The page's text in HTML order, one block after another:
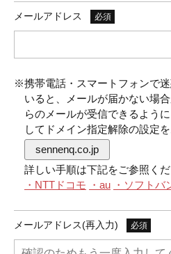
メールアドレス 必須
※携帯電話・スマートフォンで
いると、メールが届かない場
らのメールが受信できるよう
してドメイン指定解除の設定
sennenq.co.jp
詳しい手順は下記をご参照くだ
・NTTドコモ
・au ・ソフトバ
メールアドレス(再入力) 必須